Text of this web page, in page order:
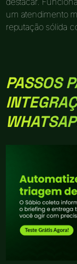
um atendimento
reputação sólida
PASSOS